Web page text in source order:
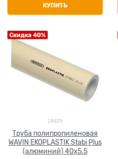
КУПИТЬ
Скидка 40%
28429
Труба полипропиленовая
WAVIN EKOPLASTIK Stabi Plus
(алюминий) 40x5.5